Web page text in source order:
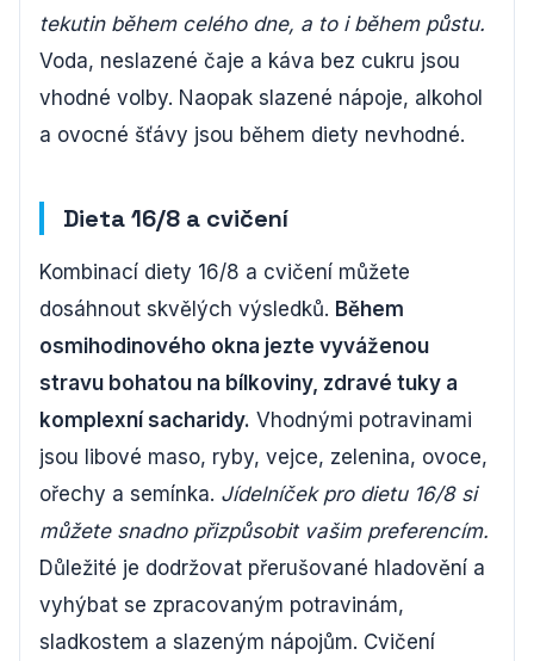
tekutin během celého dne, a to i během půstu.
Voda, neslazené čaje a káva bez cukru jsou
vhodné volby. Naopak slazené nápoje, alkohol
a ovocné šťávy jsou během diety nevhodné.
Dieta 16/8 a cvičení
Kombinací diety 16/8 a cvičení můžete
dosáhnout skvělých výsledků. Během
osmihodinového okna jezte vyváženou
stravu bohatou na bílkoviny, zdravé tuky a
komplexní sacharidy. Vhodnými potravinami
jsou libové maso, ryby, vejce, zelenina, ovoce,
ořechy a semínka. Jídelníček pro dietu 16/8 si
můžete snadno přizpůsobit vašim preferencím.
Důležité je dodržovat přerušované hladovění a
vyhýbat se zpracovaným potravinám,
sladkostem a slazeným nápojům. Cvičení